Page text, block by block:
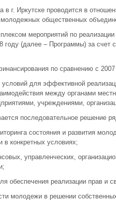
в г. Иркутске проводится в
общественных
мероприятий по
году (далее – Программы) за
по сравнению с
для эффективной
между органами
учреждениями,
последовательное решение
состояния и развития
в конкретных условиях;
управленческих,
обеспечения реализации прав и
молодежи в решении